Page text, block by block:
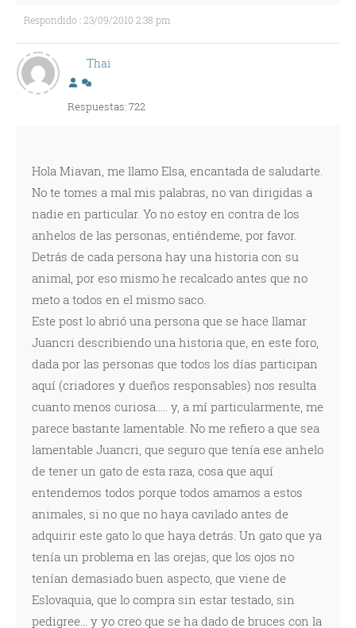
Respondido : 23/09/2010 2:38 pm
Thai
Respuestas: 722
Hola Miavan, me llamo Elsa, encantada de saludarte.
No te tomes a mal mis palabras, no van dirigidas a
nadie en particular. Yo no estoy en contra de los
anhelos de las personas, entiéndeme, por favor.
Detrás de cada persona hay una historia con su
animal, por eso mismo he recalcado antes que no
meto a todos en el mismo saco.
Este post lo abrió una persona que se hace llamar
Juancri describiendo una historia que, en este foro,
dada por las personas que todos los días participan
aquí (criadores y dueños responsables) nos resulta
cuanto menos curiosa..... y, a mí particularmente, me
parece bastante lamentable. No me refiero a que sea
lamentable Juancri, que seguro que tenía ese anhelo
de tener un gato de esta raza, cosa que aquí
entendemos todos porque todos amamos a estos
animales, si no que no haya cavilado antes de
adquirir este gato lo que haya detrás. Un gato que ya
tenía un problema en las orejas, que los ojos no
tenían demasiado buen aspecto, que viene de
Eslovaquia, que lo compra sin estar testado, sin
pedigree... y yo creo que se ha dado de bruces con la